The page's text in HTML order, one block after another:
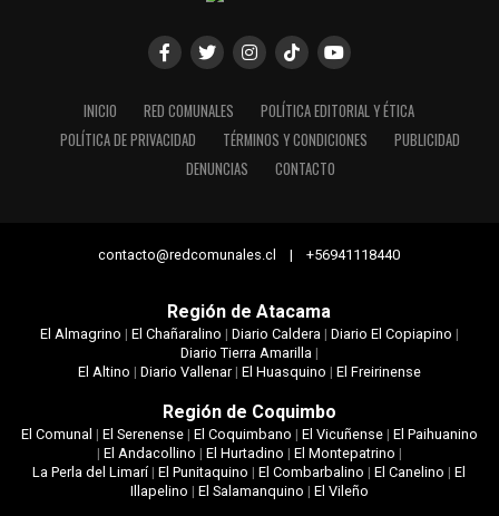
INICIO RED COMUNALES
POLÍTICA EDITORIAL Y ÉTICA
POLÍTICA DE PRIVACIDAD
TÉRMINOS Y CONDICIONES
PUBLICIDAD
DENUNCIAS
CONTACTO
contacto@redcomunales.cl | +56941118440
Región de Atacama
El Almagrino | El Chañaralino | Diario Caldera| Diario El Copiapino |
Diario Tierra Amarilla|
El Altino | Diario Vallenar| El Huasquino | El Freirinense
Región de Coquimbo
El Comunal | El Serenense| El Coquimbano | El Vicuñense| El Paihuanino
| El Andacollino | El Hurtadino | El Montepatrino |
La Perla del Limarí|El Punitaquino |El Combarbalino |El Canelino |El
Illapelino | El Salamanquino | El Vileño